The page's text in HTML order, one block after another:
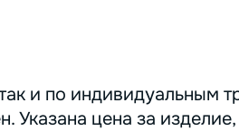
и по индивидуальным
Указана цена за